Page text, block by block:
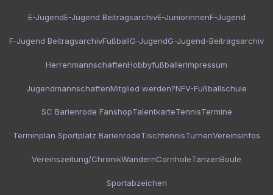
E-JugendE-Jugend BeitragsarchivE-JuniorinnenF-Jugend
F-Jugend BeitragsarchivFußballG-JugendG-Jugend-Beitragsarchiv
HerrenmannschaftenHobbyfußballerImpressum
JugendmannschaftenMitglied werden?NFV-Fußballschule
SC Barienrode FanshopTalentkarteTennisTermine
Terminplan Sportplatz BarienrodeTischtennisTurnenVereinsinfos
Vereinszeitung/ChronikWandernCornholeTanzenBoule
Sportabzeichen